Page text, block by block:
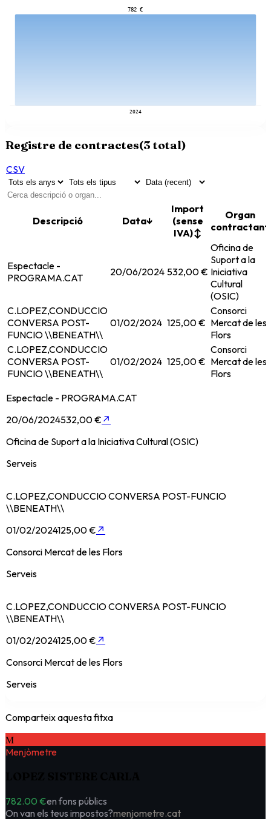
782 €
2024
Registre de contractes(3 total)
CSV
Descripció Data↓
Import
(sense
IVA)↕
Organ
contractant
Espectacle -
PROGRAMA.CAT
20/06/2024 532,00 €
Oficina de
Suport a la
Iniciativa
Cultural
(OSIC)
C.LOPEZ,CONDUCCIO
CONVERSA POST-
FUNCIO \\BENEATH\\
01/02/2024 125,00 €
Consorci
Mercat de les
Flors
C.LOPEZ,CONDUCCIO
CONVERSA POST-
FUNCIO \\BENEATH\\
01/02/2024 125,00 €
Consorci
Mercat de les
Flors
Espectacle - PROGRAMA.CAT
20/06/2024532,00 € ↗
Oficina de Suport a la Iniciativa Cultural (OSIC)
Serveis
C.LOPEZ,CONDUCCIO CONVERSA POST-FUNCIO
\\BENEATH\\
01/02/2024125,00 € ↗
Consorci Mercat de les Flors
Serveis
C.LOPEZ,CONDUCCIO CONVERSA POST-FUNCIO
\\BENEATH\\
01/02/2024125,00 € ↗
Consorci Mercat de les Flors
Serveis
Comparteix aquesta fitxa
M
Menjòmetre
782.00 €en fons públics
On van els teus impostos?menjometre.cat